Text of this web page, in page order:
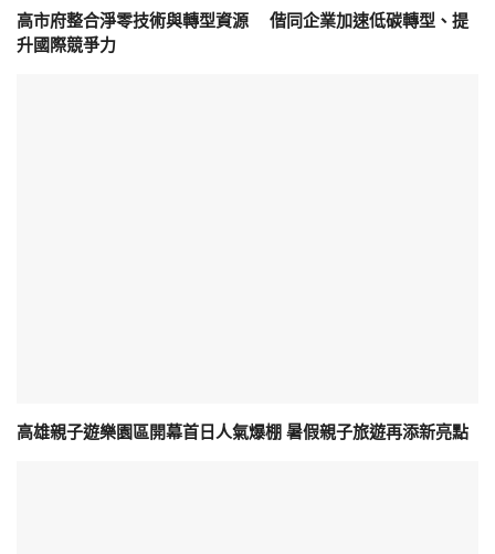
高市府整合淨零技術與轉型資源 偕同企業加速低碳轉型、提
升國際競爭力
高雄親子遊樂園區開幕首日人氣爆棚 暑假親子旅遊再添新亮點